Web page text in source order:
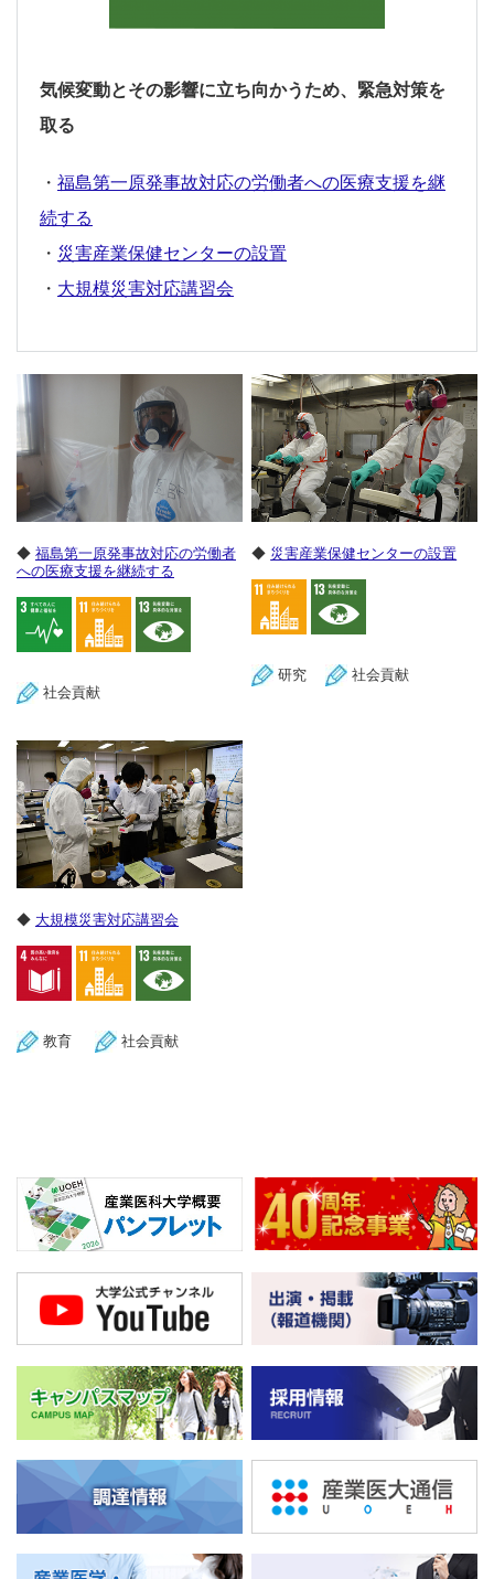
気候変動とその影響に立ち向かうため、緊急対策を
取る
・ 福島第一原発事故対応の労働者への医療支援を継
続する
・ 災害産業保健センターの設置
・ 大規模災害対応講習会
◆ 福島第一原発事故対応の労働者
への医療支援を継続する
社会貢献
◆ 災害産業保健センターの設置
研究 社会貢献
◆ 大規模災害対応講習会
教育 社会貢献